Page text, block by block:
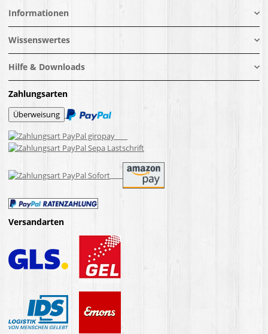
Informationen
Wissenswertes
Hilfe & Downloads
Zahlungsarten
Versandarten